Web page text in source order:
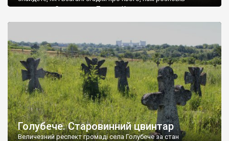
мешканець Самгородка. Палац у Красному вразив не лише
Голубече. Старовинний цвинтар
Величезний респект громаді села Голубече за стан